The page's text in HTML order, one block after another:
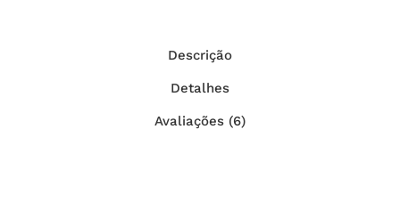
Descrição
Detalhes
Avaliações (6)